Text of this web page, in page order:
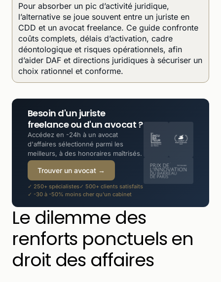
Pour absorber un pic d’activité juridique,
l’alternative se joue souvent entre un juriste en
CDD et un avocat freelance. Ce guide confronte
coûts complets, délais d’activation, cadre
déontologique et risques opérationnels, afin
d’aider DAF et directions juridiques à sécuriser un
choix rationnel et conforme.
Besoin d'un juriste
freelance ou d'un avocat ?
Accédez en -24h à un avocat
d'affaires sélectionné parmi les
meilleurs, à des honoraires maîtrisés.
Trouver un avocat →
✓ 250+ spécialistes✓ 500+ clients satisfaits
✓ -30 à -50% moins cher qu'un cabinet
Le dilemme des
renforts ponctuels en
droit des affaires